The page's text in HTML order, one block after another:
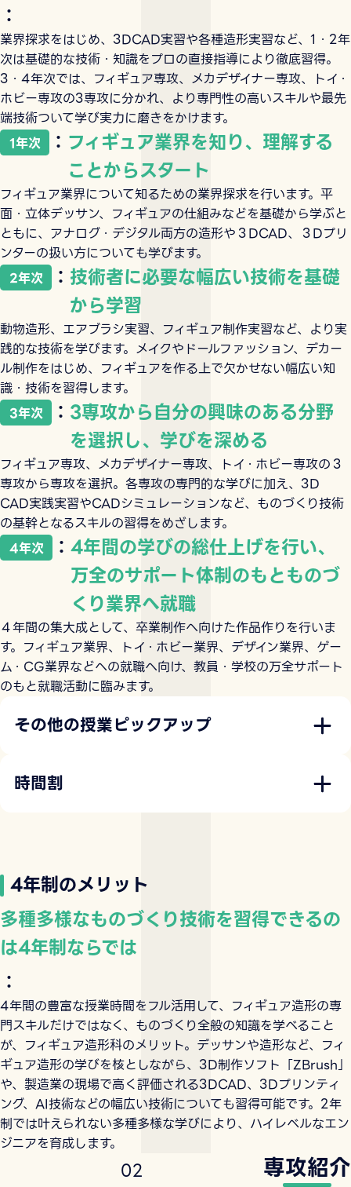
：
業界探求をはじめ、3DCAD実習や各種造形実習など、1・2年
次は基礎的な技術・知識をプロの直接指導により徹底習得。
3・4年次では、フィギュア専攻、メカデザイナー専攻、トイ・
ホビー専攻の3専攻に分かれ、より専門性の高いスキルや最先
端技術ついて学び実力に磨きをかけます。
1年次
： フィギュア業界を知り、理解する
ことからスタート
フィギュア業界について知るための業界探求を行います。平
面・立体デッサン、フィギュアの仕組みなどを基礎から学ぶと
ともに、アナログ・デジタル両方の造形や３DCAD、３Dプリ
ンターの扱い方についても学びます。
2年次
： 技術者に必要な幅広い技術を基礎
から学習
動物造形、エアブラシ実習、フィギュア制作実習など、より実
践的な技術を学びます。メイクやドールファッション、デカー
ル制作をはじめ、フィギュアを作る上で欠かせない幅広い知
識・技術を習得します。
3年次
： 3専攻から自分の興味のある分野
を選択し、学びを深める
フィギュア専攻、メカデザイナー専攻、トイ・ホビー専攻の３
専攻から専攻を選択。各専攻の専門的な学びに加え、3D
CAD実践実習やCADシミュレーションなど、ものづくり技術
の基幹となるスキルの習得をめざします。
4年次
：4年間の学びの総仕上げを行い、
万全のサポート体制のもとものづ
くり業界へ就職
４年間の集大成として、卒業制作へ向けた作品作りを行いま
す。フィギュア業界、トイ・ホビー業界、デザイン業界、ゲー
ム・CG業界などへの就職へ向け、教員・学校の万全サポート
のもと就職活動に臨みます。
その他の授業ピックアップ
時間割
4年制のメリット
：
多種多様なものづくり技術を習得できるの
は4年制ならでは
4年間の豊富な授業時間をフル活用して、フィギュア造形の専
門スキルだけではなく、ものづくり全般の知識を学べること
が、フィギュア造形科のメリット。デッサンや造形など、フィ
ギュア造形の学びを核としながら、3D制作ソフト「ZBrush」
や、製造業の現場で高く評価される3DCAD、3Dプリンティ
ング、AI技術などの幅広い技術についても習得可能です。2年
制では叶えられない多種多様な学びにより、ハイレベルなエン
ジニアを育成します。
02 専攻紹介